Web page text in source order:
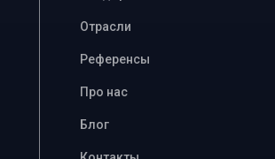
Отрасли
Референсы
Про нас
Блог